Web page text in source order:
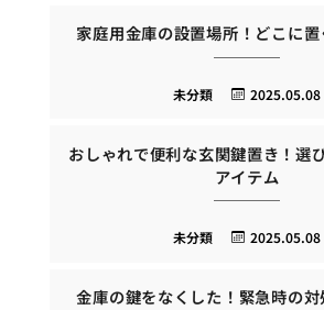
家庭用金庫の設置場所！どこに置
2025.05.08
未分類
おしゃれで便利な玄関鍵置き！選
アイテム
2025.05.08
未分類
金庫の鍵をなくした！緊急時の